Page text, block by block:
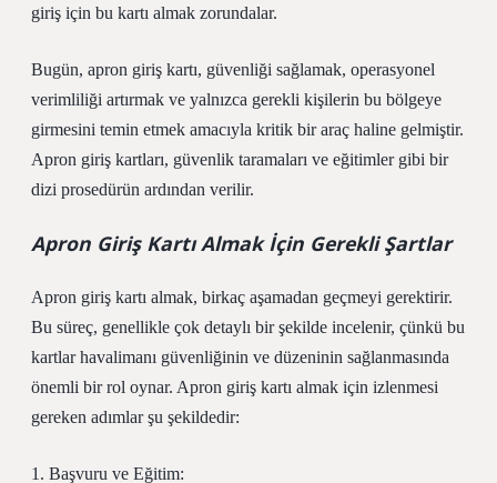
giriş için bu kartı almak zorundalar.
Bugün, apron giriş kartı, güvenliği sağlamak, operasyonel
verimliliği artırmak ve yalnızca gerekli kişilerin bu bölgeye
girmesini temin etmek amacıyla kritik bir araç haline gelmiştir.
Apron giriş kartları, güvenlik taramaları ve eğitimler gibi bir
dizi prosedürün ardından verilir.
Apron Giriş Kartı Almak İçin Gerekli Şartlar
Apron giriş kartı almak, birkaç aşamadan geçmeyi gerektirir.
Bu süreç, genellikle çok detaylı bir şekilde incelenir, çünkü bu
kartlar havalimanı güvenliğinin ve düzeninin sağlanmasında
önemli bir rol oynar. Apron giriş kartı almak için izlenmesi
gereken adımlar şu şekildedir:
1. Başvuru ve Eğitim: